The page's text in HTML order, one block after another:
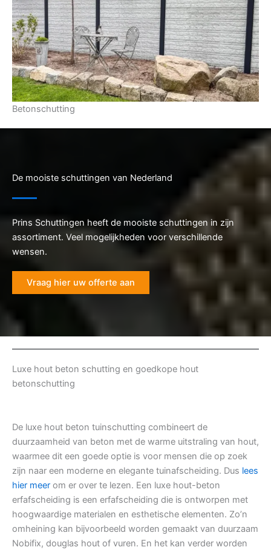
Betonschutting
De mooiste schuttingen van Nederland
Prins Schuttingen heeft de mooiste schuttingen in zijn
assortiment. Veel mogelijkheden voor verschillende
wensen.
Vraag hier uw offerte aan
Luxe hout beton schutting en goedkope hout
betonschutting
De luxe hout beton tuinschutting combineert de
duurzaamheid van beton met de warme uitstraling van hout,
waarmee dit een goede optie is voor mensen die op zoek
zijn naar een moderne en elegante tuinafscheiding. Dus lees
hier meer om er over te lezen. Een luxe hout-beton
erfafscheiding is een erfafscheiding die is ontworpen met
hoogwaardige materialen en esthetische elementen. Zo’n
omheining kan bijvoorbeeld worden gemaakt van duurzaam
Nobifix, douglas hout of vuren. En het kan verder worden